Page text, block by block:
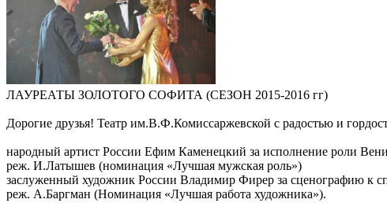
ЛАУРЕАТЫ ЗОЛОТОГО СОФИТА (СЕЗОН 2015-2016 гг)
Дорогие друзья! Театр им.В.Ф.Комиссаржевской с радостью и
народный артист России Ефим Каменецкий за исполнение роли
реж. И.Латышев (номинация «Лучшая мужская роль»)
заслуженный художник России Владимир Фирер за сценографию к
реж. А.Баргман (Номинация «Лучшая работа художника»).